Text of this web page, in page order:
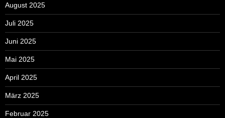
August 2025
Juli 2025
Juni 2025
Mai 2025
April 2025
März 2025
Februar 2025